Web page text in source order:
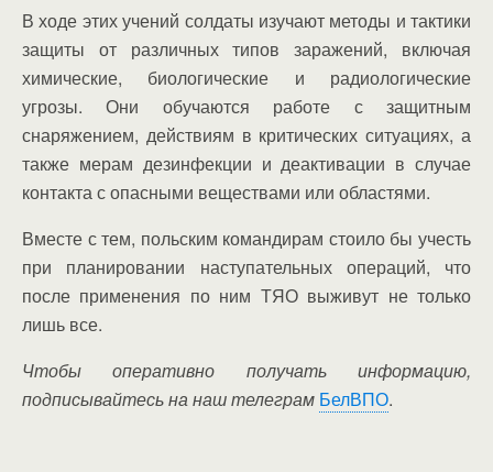
В ходе этих учений солдаты изучают методы и тактики
защиты от различных типов заражений, включая
химические, биологические и радиологические
угрозы. Они обучаются работе с защитным
снаряжением, действиям в критических ситуациях, а
также мерам дезинфекции и деактивации в случае
контакта с опасными веществами или областями.
Вместе с тем, польским командирам стоило бы учесть
при планировании наступательных операций, что
после применения по ним ТЯО выживут не только
лишь все.
Чтобы оперативно получать информацию,
подписывайтесь на наш телеграм БелВПО.